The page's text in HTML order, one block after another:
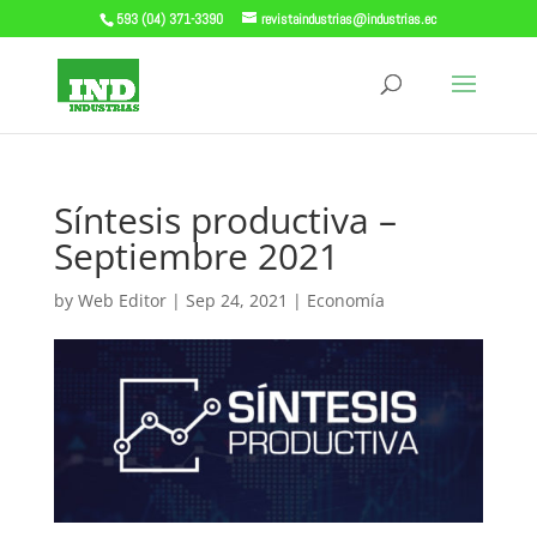
593 (04) 371-3390 revistaindustrias@industrias.ec
Síntesis productiva –
Septiembre 2021
by Web Editor| Sep 24, 2021 | Economía